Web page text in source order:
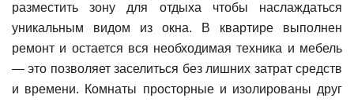
разместить зону для отдыха чтобы наслаждаться
уникальным видом из окна. В квартире выполнен
ремонт и остается вся необходимая техника и мебель
— это позволяет заселиться без лишних затрат средств
и времени. Комнаты просторные и изолированы друг